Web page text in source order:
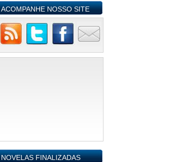
ACOMPANHE NOSSO SITE
NOVELAS FINALIZADAS